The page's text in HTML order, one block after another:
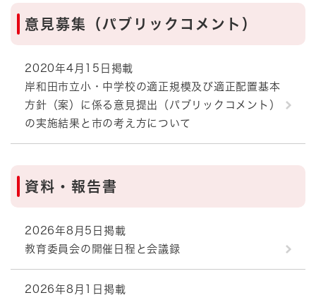
意見募集（パブリックコメント）
2020年4月15日掲載
岸和田市立小・中学校の適正規模及び適正配置基本
方針（案）に係る意見提出（パブリックコメント）
の実施結果と市の考え方について
資料・報告書
2026年8月5日掲載
教育委員会の開催日程と会議録
2026年8月1日掲載